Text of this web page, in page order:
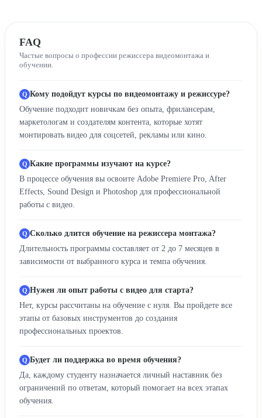
FAQ
Частые вопросы о профессии режиссера видеомонтажа и
обучении.
Кому подойдут курсы по видеомонтажу и режиссуре?
Обучение подходит новичкам без опыта, фрилансерам,
маркетологам и создателям контента, которые хотят
монтировать видео для соцсетей, рекламы или кино.
Какие программы изучают на курсе?
В процессе обучения вы освоите Adobe Premiere Pro, After
Effects, Sound Design и Photoshop для профессиональной
работы с видео.
Сколько длится обучение на режиссера монтажа?
Длительность программы составляет от 2 до 7 месяцев в
зависимости от выбранного курса и темпа обучения.
Нужен ли опыт работы с видео для старта?
Нет, курсы рассчитаны на обучение с нуля. Вы пройдете все
этапы от базовых инструментов до создания
профессиональных проектов.
Будет ли поддержка во время обучения?
Да, каждому студенту назначается личный наставник без
ограничений по ответам, который помогает на всех этапах
обучения.